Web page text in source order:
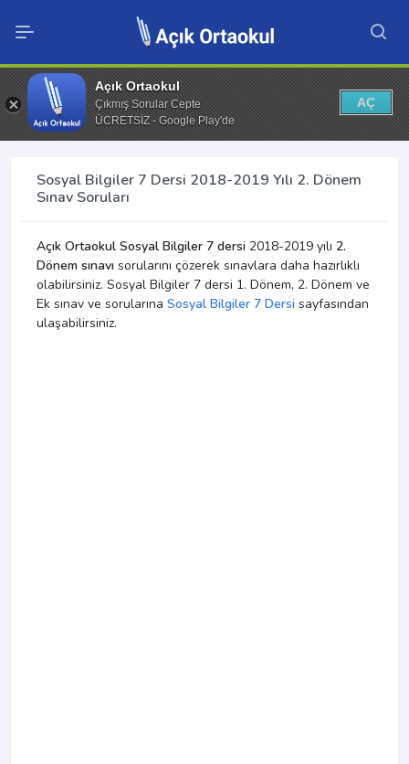
Açık Ortaokul
Çıkmış Sorular Cepte
ÜCRETSİZ - Google Play'de
AÇ
Sosyal Bilgiler 7 Dersi 2018-2019 Yılı 2. Dönem
Sınav Soruları
Açık Ortaokul Sosyal Bilgiler 7 dersi 2018-2019 yılı 2.
Dönem sınavı sorularını çözerek sınavlara daha hazırlıklı
olabilirsiniz. Sosyal Bilgiler 7 dersi 1. Dönem, 2. Dönem ve
Ek sınav ve sorularına Sosyal Bilgiler 7 Dersi sayfasından
ulaşabilirsiniz.